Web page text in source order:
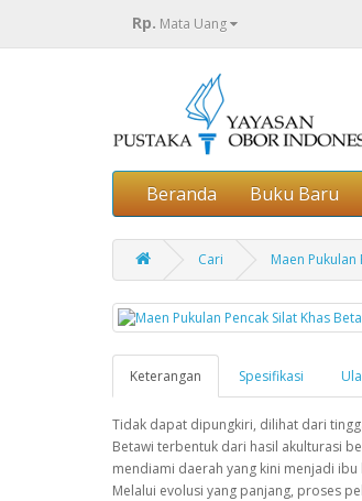
Rp. Mata Uang
Beranda Buku Baru
Cari Maen Pukulan
Keterangan Spesifikasi
Tidak dapat dipungkiri, dilihat dari
Betawi terbentuk dari hasil akulturasi
mendiami daerah yang kini menjadi
Melalui evolusi yang panjang, proses